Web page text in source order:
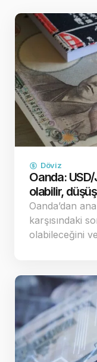
Döviz
Oanda: USD/
olabilir,
Oanda’dan
karşısındaki
olabileceğini